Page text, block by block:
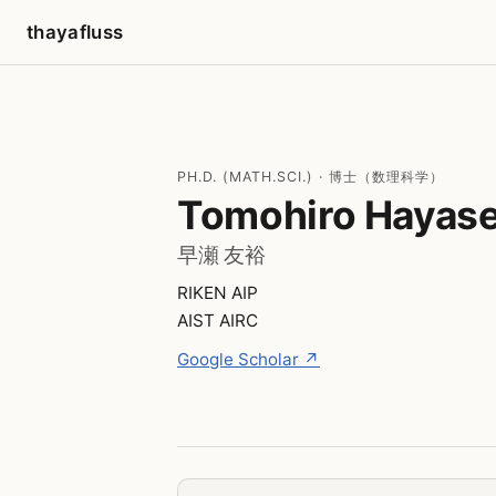
thayafluss
PH.D. (MATH.SCI.) · 博士（数理科学）
Tomohiro
早瀬 友裕
RIKEN AIP
AIST AIRC
Google Scholar ↗